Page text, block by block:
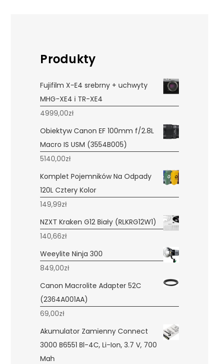
Produkty
Fujifilm X-E4 srebrny + uchwyty
MHG-XE4 i TR-XE4
4999,00zł
Obiektyw Canon EF 100mm f/2.8L
Macro IS USM (3554B005)
5140,00zł
Komplet Pojemników Na Odpady
120L Cztery Kolor
149,99zł
NZXT Kraken G12 Biały (RLKRG12W1)
140,66zł
Weeylite Ninja 300
849,00zł
Canon Macrolite Adapter 52C
(2364A001AA)
69,00zł
Akumulator Zamienny Connect
3000 B6551 Bl-4C, Li-Ion, 3.7 V, 700
Mah